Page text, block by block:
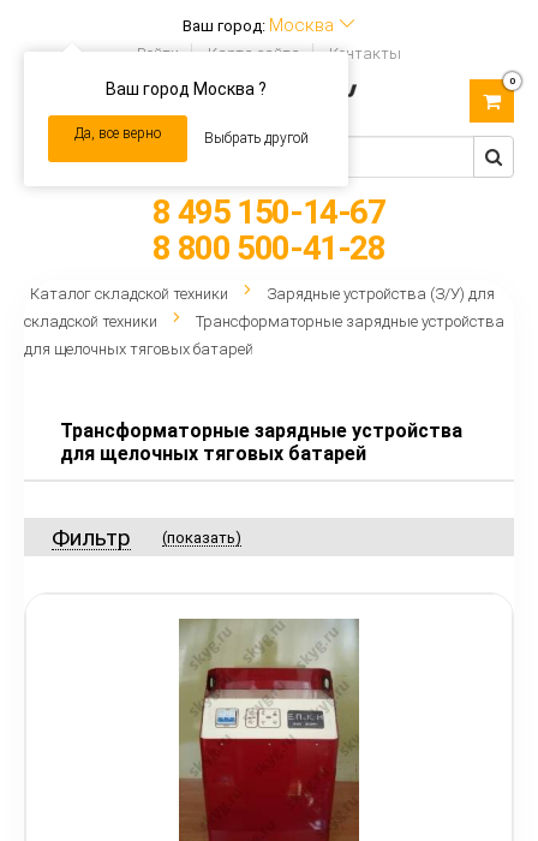
Ваш город: Москва
Ваш город Москва ?
Да, все верно Выбрать другой
Войти Карта сайта Контакты
navigation
0
8 495 150-14-67
8 800 500-41-28
Каталог складской техники
Зарядные устройства (З/У) для
складской техники
Трансформаторные зарядные устройства
для щелочных тяговых батарей
Трансформаторные зарядные устройства
для щелочных тяговых батарей
Фильтр (показать)